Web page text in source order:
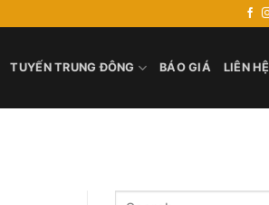
TUYẾN TRUNG ĐÔNG BÁO GIÁ LIÊN HỆ